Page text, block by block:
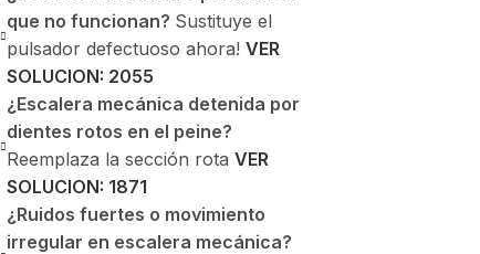
que no funcionan? Sustituye el
pulsador defectuoso ahora! VER
SOLUCION: 2055
¿Escalera mecánica detenida por
dientes rotos en el peine?
Reemplaza la sección rota VER
SOLUCION: 1871
¿Ruidos fuertes o movimiento
irregular en escalera mecánica?